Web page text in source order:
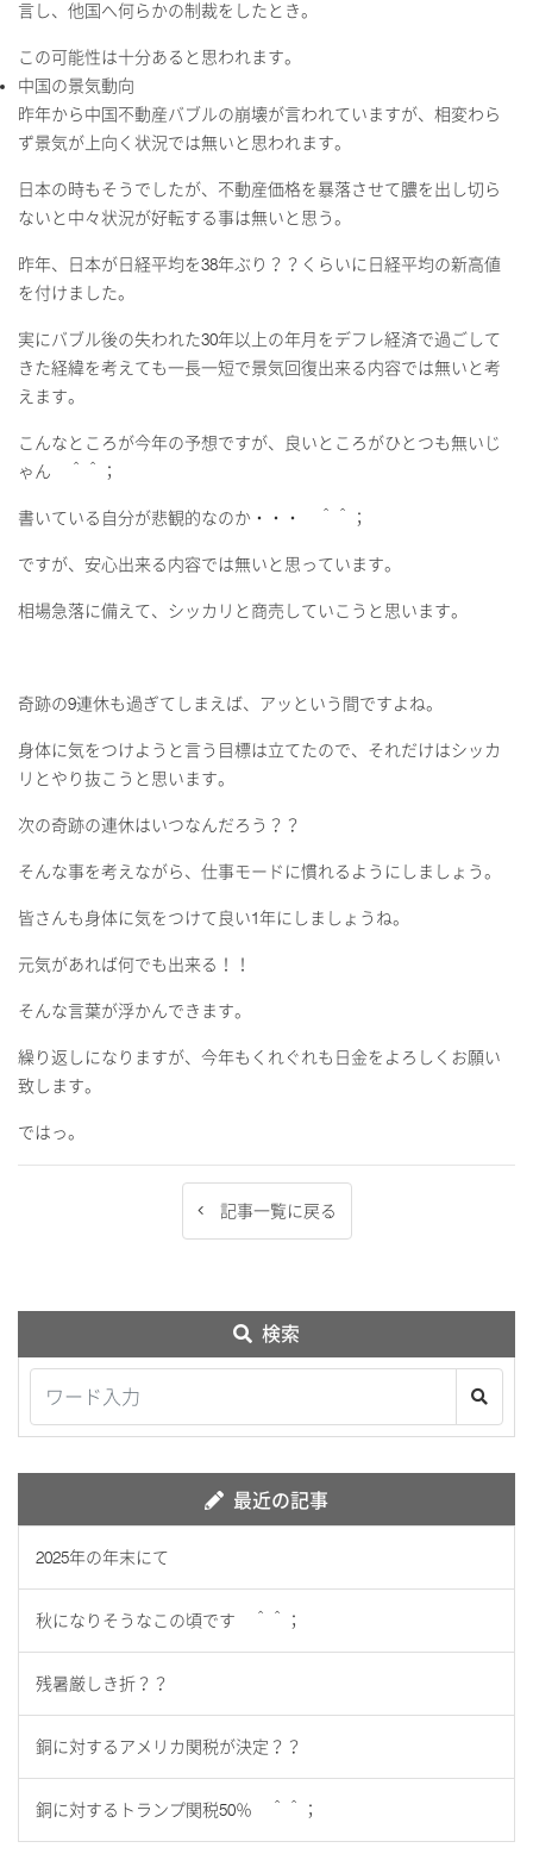
言し、他国へ何らかの制裁をしたとき。
この可能性は十分あると思われます。
中国の景気動向
昨年から中国不動産バブルの崩壊が言われていますが、相変わら
ず景気が上向く状況では無いと思われます。
日本の時もそうでしたが、不動産価格を暴落させて膿を出し切ら
ないと中々状況が好転する事は無いと思う。
昨年、日本が日経平均を38年ぶり？？くらいに日経平均の新高値
を付けました。
実にバブル後の失われた30年以上の年月をデフレ経済で過ごして
きた経緯を考えても一長一短で景気回復出来る内容では無いと考
えます。
こんなところが今年の予想ですが、良いところがひとつも無いじ
ゃん ＾＾；
書いている自分が悲観的なのか・・・ ＾＾；
ですが、安心出来る内容では無いと思っています。
相場急落に備えて、シッカリと商売していこうと思います。
奇跡の9連休も過ぎてしまえば、アッという間ですよね。
身体に気をつけようと言う目標は立てたので、それだけはシッカ
リとやり抜こうと思います。
次の奇跡の連休はいつなんだろう？？
そんな事を考えながら、仕事モードに慣れるようにしましょう。
皆さんも身体に気をつけて良い1年にしましょうね。
元気があれば何でも出来る！！
そんな言葉が浮かんできます。
繰り返しになりますが、今年もくれぐれも日金をよろしくお願い
致します。
ではっ。
記事一覧に戻る
検索
最近の記事
2025年の年末にて
秋になりそうなこの頃です ＾＾；
残暑厳しき折？？
銅に対するアメリカ関税が決定？？
銅に対するトランプ関税50％ ＾＾；